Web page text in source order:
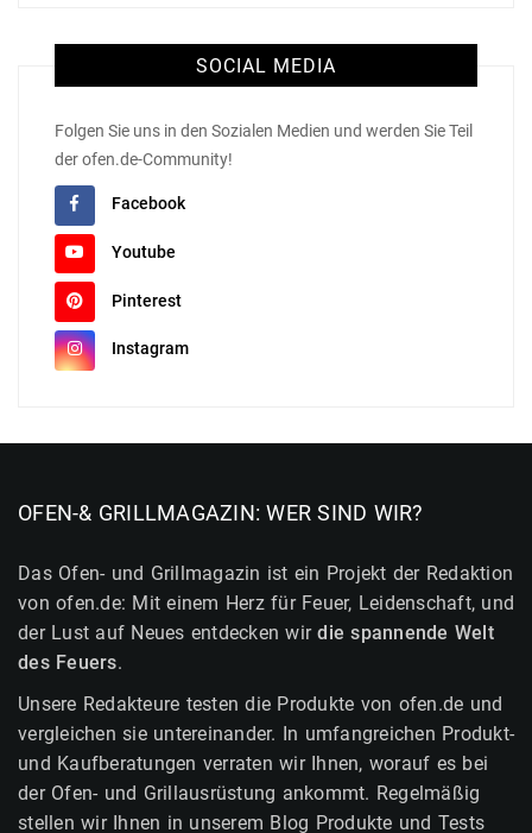
SOCIAL MEDIA
Folgen Sie uns in den Sozialen Medien und werden Sie Teil
der ofen.de-Community!
Facebook
Youtube
Pinterest
Instagram
OFEN-& GRILLMAGAZIN: WER SIND WIR?
Das Ofen- und Grillmagazin ist ein Projekt der Redaktion
von ofen.de: Mit einem Herz für Feuer, Leidenschaft, und
der Lust auf Neues entdecken wirdie spannende Welt
des Feuers.
Unsere Redakteure testen die Produkte von ofen.de und
vergleichen sie untereinander. In umfangreichen Produkt-
und Kaufberatungen verraten wir Ihnen, worauf es bei
der Ofen- und Grillausrüstung ankommt. Regelmäßig
stellen wir Ihnen in unserem Blog Produkte und Tests